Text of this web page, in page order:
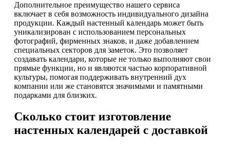
Дополнительное преимущество нашего сервиса
включает в себя возможность индивидуального дизайна
продукции. Каждый настенный календарь может быть
уникализирован с использованием персональных
фотографий, фирменных знаков, и даже добавлением
специальных секторов для заметок. Это позволяет
создавать календари, которые не только выполняют свои
прямые функции, но и являются частью корпоративной
культуры, помогая поддерживать внутренний дух
компании или же становятся значимыми и памятными
подарками для близких.
Сколько стоит изготовление
настенных календарей с доставкой